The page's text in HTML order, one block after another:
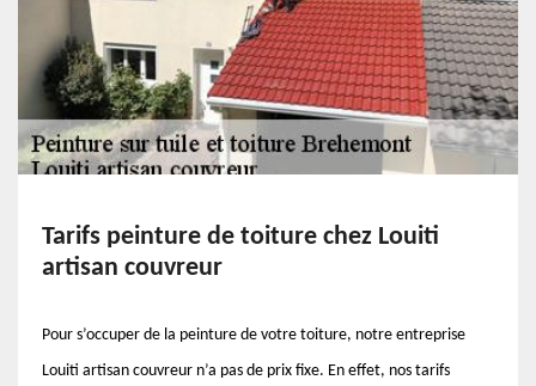
Tarifs peinture de toiture chez Louiti
artisan couvreur
Pour s’occuper de la peinture de votre toiture, notre entreprise
Louiti artisan couvreur n’a pas de prix fixe. En effet, nos tarifs